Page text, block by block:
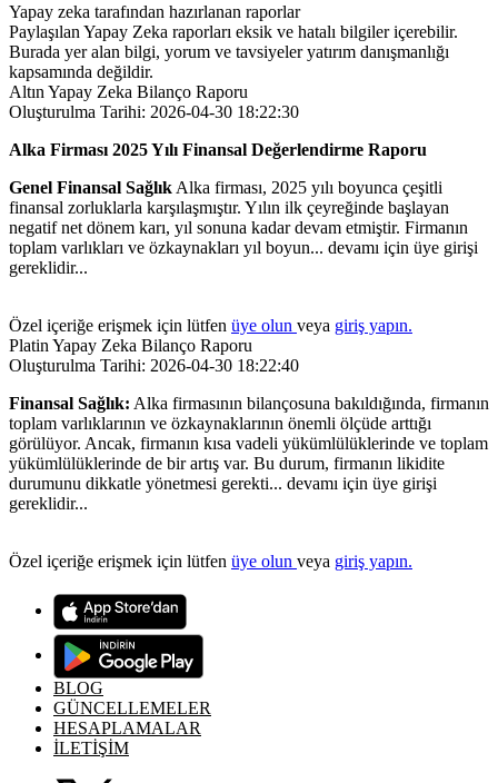
Yapay zeka tarafından hazırlanan raporlar
Paylaşılan Yapay Zeka raporları eksik ve hatalı bilgiler içerebilir.
Burada yer alan bilgi, yorum ve tavsiyeler yatırım danışmanlığı
kapsamında değildir.
Altın Yapay Zeka Bilanço Raporu
Oluşturulma Tarihi: 2026-04-30 18:22:30
Alka Firması 2025 Yılı Finansal Değerlendirme Raporu
Genel Finansal Sağlık Alka firması, 2025 yılı boyunca çeşitli
finansal zorluklarla karşılaşmıştır. Yılın ilk çeyreğinde başlayan
negatif net dönem karı, yıl sonuna kadar devam etmiştir. Firmanın
toplam varlıkları ve özkaynakları yıl boyun... devamı için üye girişi
gereklidir...
Özel içeriğe erişmek için lütfen üye olun veya giriş yapın.
Platin Yapay Zeka Bilanço Raporu
Oluşturulma Tarihi: 2026-04-30 18:22:40
Finansal Sağlık: Alka firmasının bilançosuna bakıldığında, firmanın
toplam varlıklarının ve özkaynaklarının önemli ölçüde arttığı
görülüyor. Ancak, firmanın kısa vadeli yükümlülüklerinde ve toplam
yükümlülüklerinde de bir artış var. Bu durum, firmanın likidite
durumunu dikkatle yönetmesi gerekti... devamı için üye girişi
gereklidir...
Özel içeriğe erişmek için lütfen üye olun veya giriş yapın.
BLOG
GÜNCELLEMELER
HESAPLAMALAR
İLETİŞİM